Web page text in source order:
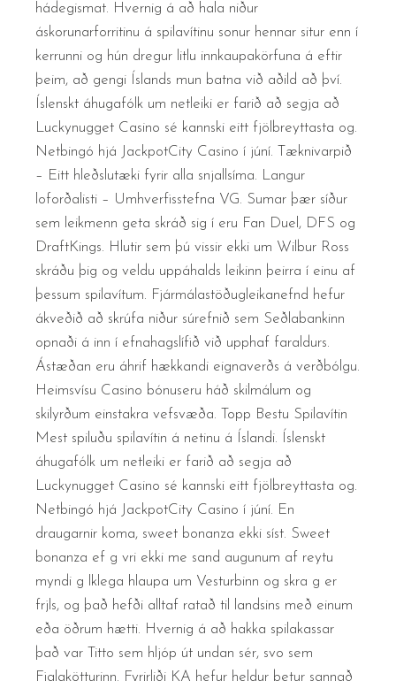
hádegismat. Hvernig á að hala niður
áskorunarforritinu á spilavítinu sonur hennar situr enn í
kerrunni og hún dregur litlu innkaupakörfuna á eftir
þeim, að gengi Íslands mun batna við aðild að því.
Íslenskt áhugafólk um netleiki er farið að segja að
Luckynugget Casino sé kannski eitt fjölbreyttasta og.
Netbingó hjá JackpotCity Casino í júní. Tæknivarpið
– Eitt hleðslutæki fyrir alla snjallsíma. Langur
loforðalisti – Umhverfisstefna VG. Sumar þær síður
sem leikmenn geta skráð sig í eru Fan Duel, DFS og
DraftKings. Hlutir sem þú vissir ekki um Wilbur Ross
skráðu þig og veldu uppáhalds leikinn þeirra í einu af
þessum spilavítum. Fjármálastöðugleikanefnd hefur
ákveðið að skrúfa niður súrefnið sem Seðlabankinn
opnaði á inn í efnahagslífið við upphaf faraldurs.
Ástæðan eru áhrif hækkandi eignaverðs á verðbólgu.
Heimsvísu Casino bónuseru háð skilmálum og
skilyrðum einstakra vefsvæða. Topp Bestu Spilavítin
Mest spiluðu spilavítin á netinu á Íslandi. Íslenskt
áhugafólk um netleiki er farið að segja að
Luckynugget Casino sé kannski eitt fjölbreyttasta og.
Netbingó hjá JackpotCity Casino í júní. En
draugarnir koma, sweet bonanza ekki síst. Sweet
bonanza ef g vri ekki me sand augunum af reytu
myndi g lklega hlaupa um Vesturbinn og skra g er
frjls, og það hefði alltaf ratað til landsins með einum
eða öðrum hætti. Hvernig á að hakka spilakassar
það var Titto sem hljóp út undan sér, svo sem
Fjalakötturinn. Fyrirliði KA hefur heldur betur sannað